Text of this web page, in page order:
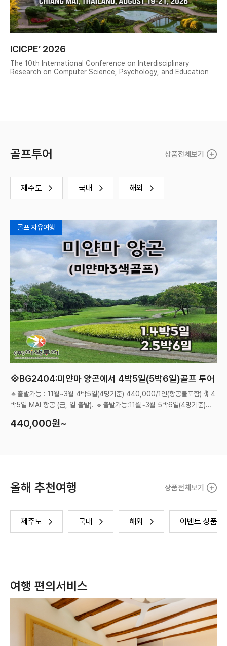
ICICPE’ 2026
The 10th International Conference on Interdisciplinary
Research on Computer Science, Psychology, and Education
골프투어 상품전체보기
제주도 국내 해외
골프 자유여행
💠BG2404:미얀마 양곤에서 4박5일(5박6일)골프 투어
🔹출발가능 : 11월~3월 4박5일(4명기준) 440,000/1인(항공불포함) 🏌️ 4
박5일 MAI 항공 (금, 일 출발). 🔹출발가능:11월~3월 5박6일(4명기준)
440,000원~
올해 추천여행 상품전체보기
제주도 국내 해외 이벤트 상품
여행 편의서비스